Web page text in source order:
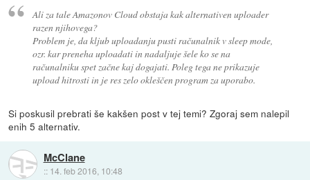
Ali za tale Amazonov Cloud obstaja kak alternativen uploader
razen njihovega?
Problem je, da kljub uploadanju pusti računalnik v sleep mode,
ozr. kar preneha uploadati in nadaljuje šele ko se na
računalniku spet začne kaj dogajati. Poleg tega ne prikazuje
upload hitrosti in je res zelo okleščen program za uporabo.
Si poskusil prebrati še kakšen post v tej temi? Zgoraj sem nalepil
enih 5 alternativ.
McClane
:: 14. feb 2016, 10:48